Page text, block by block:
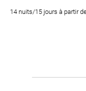
Veidivötn.. Les sources
14 nuits/15 jours à partir